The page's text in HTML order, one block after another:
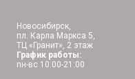
Новосибирск,
пл. Карла Маркса 5,
ТЦ «Гранит», 2 этаж
График работы:
пн-вс 10:00-21:00